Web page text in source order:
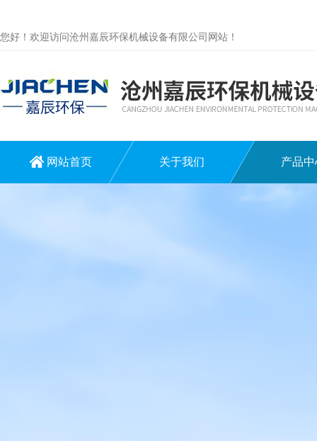
您好！欢迎访问沧州嘉辰环保机械设备有限公司网站！
网站首页 关于我们 产品中